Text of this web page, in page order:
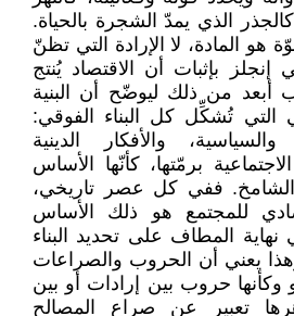
الذي يمدّ الشجرة بالحياة.
المادة، لا الإرادة التي تظنّ
بإثبات أن الاقتصاد يُنتج
أبعد من ذلك ليوضّح أن البنية
التي تُشكِّل كل البناء الفوقي:
والأفكار الدينية
برمّتها، كأنّها الأساس
الشامخ. ففي كل عصر تاريخي،
للمجتمع هو ذلك الأساس
المطاف على تحديد البناء
بأكمله" (13). وهذا يعني أن الحروب والصراعات
وكأنها حروب بين إرادات أو بين
تعبير عن صراع المصالح